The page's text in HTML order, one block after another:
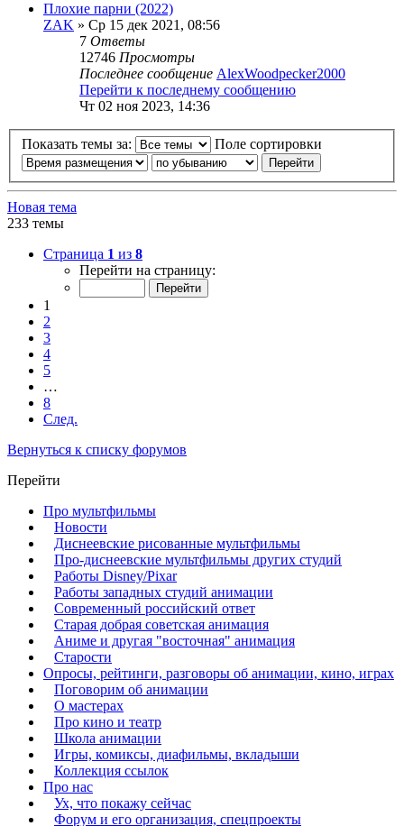
Плохие парни (2022)
ZAK » Ср 15 дек 2021, 08:56
7 Ответы
12746 Просмотры
Последнее сообщение AlexWoodpecker2000
Перейти к последнему сообщению
Чт 02 ноя 2023, 14:36
Показать темы за: Поле сортировки
Новая тема
233 темы
Страница 1 из 8
Перейти на страницу:
1
2
3
4
5
…
8
След.
Вернуться к списку форумов
Перейти
Про мультфильмы
Новости
Диснеевские рисованные мультфильмы
Про-диснеевские мультфильмы других студий
Работы Disney/Pixar
Работы западных студий анимации
Современный российский ответ
Старая добрая советская анимация
Аниме и другая "восточная" анимация
Старости
Опросы, рейтинги, разговоры об анимации, кино, играх
Поговорим об анимации
О мастерах
Про кино и театр
Школа анимации
Игры, комиксы, диафильмы, вкладыши
Коллекция ссылок
Про нас
Ух, что покажу сейчас
Форум и его организация, спецпроекты